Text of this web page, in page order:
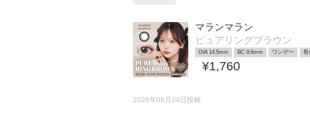
マランマラン
ピュアリングブラウン
DIA 14.5mm BC 8.6mm ワンデー 着
¥1,760
2026年06月24日投稿